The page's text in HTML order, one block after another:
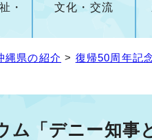
・
文化・交流
縄県の紹介 > 復帰50周年記
ム「デニー知事